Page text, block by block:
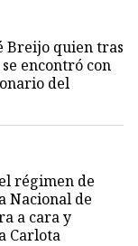
Breijo quien tras
encontró con
del
régimen de
Nacional de
a cara y
Carlota